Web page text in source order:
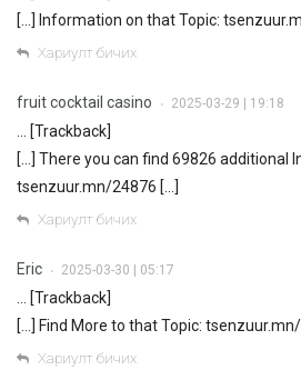
[…] Information on that Topic:
Хариулт бичих
fruit cocktail casino • 2025-03-29 | 19:18
… [Trackback]
[…] There you can find 69826 additional
tsenzuur.mn/24876 […]
Хариулт бичих
Eric • 2025-03-30 | 05:17
… [Trackback]
[…] Find More to that Topic:
Хариулт бичих